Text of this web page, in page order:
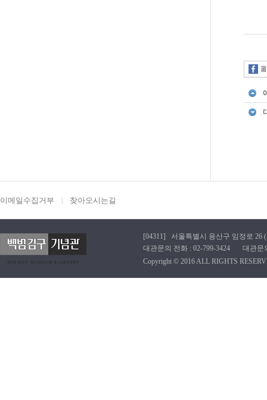
이메일수집거부 찾아오시는길
[04311] 서울특별시 용산구 임정로
대관문의 전화 : 02-799-3424 대관문
Copyright © 2016 ALL RIGHTS